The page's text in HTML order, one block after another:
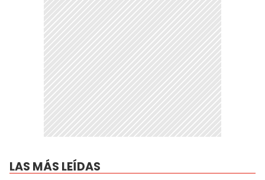
LAS MÁS LEÍDAS